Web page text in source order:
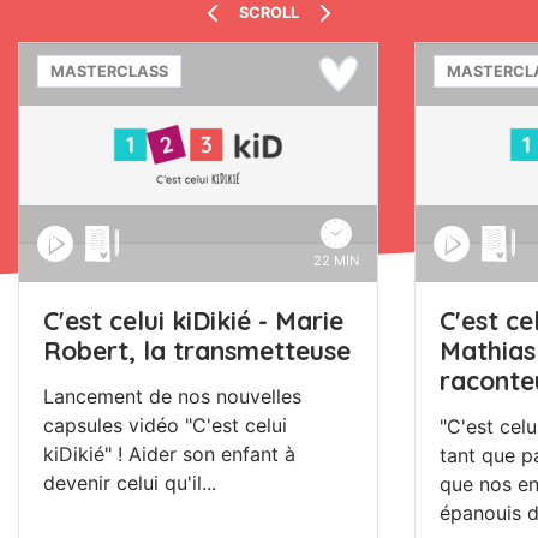
SCROLL
MASTERCLASS
22 MIN
C'est celui kiDikié - Marie
Robert, la transmetteuse
Lancement de nos nouvelles
capsules vidéo "C'est celui
kiDikié" ! Aider son enfant à
devenir celui qu'il...
C'est
"C'est
tant que
que nos
épanouis